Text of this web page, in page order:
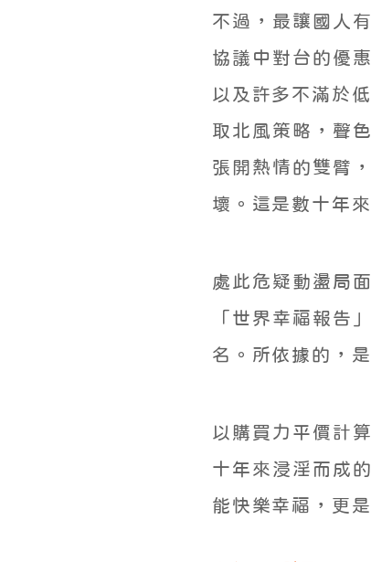
不過，最讓國人
協議中對台的優
以及許多不滿於
取北風策略，聲
張開熱情的雙臂
壞。這是數十年
處此危疑動盪局
「世界幸福報告
名。所依據的，
以購買力平價計
十年來浸淫而成
能快樂幸福，更